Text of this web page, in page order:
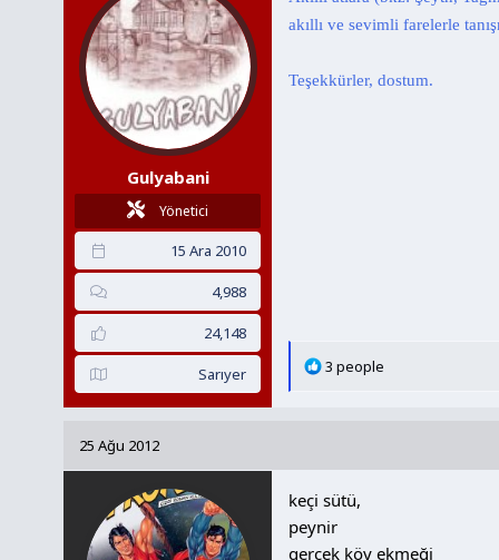
Gulyabani
Yönetici
15 Ara 2010
4,988
24,148
Sarıyer
akıllı ve sevimli farelerle
Teşekkürler, dostum.
T
l
e
r
3 people
25 Ağu 2012
keçi sütü,
peynir
gerçek köy ekmeği